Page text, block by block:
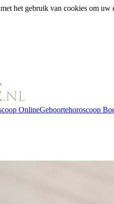
het gebruik van cookies om
OnlineGeboortehoroscoop